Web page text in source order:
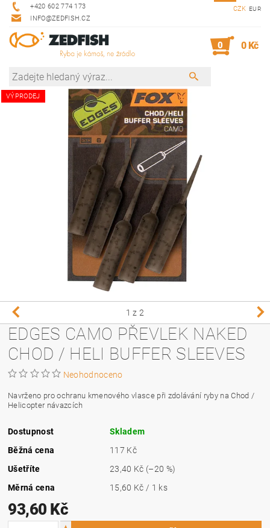
+420 602 774 173
INFO@ZEDFISH.CZ
CZK EUR
0 0 Kč
VÝPRODEJ
1 z 2
EDGES CAMO PŘEVLEK NAKED
CHOD / HELI BUFFER SLEEVES
Neohodnoceno
Navrženo pro ochranu kmenového vlasce při zdolávání ryby na Chod /
Helicopter návazcích
Dostupnost
Skladem
Běžná cena
117 Kč
Ušetříte
23,40 Kč (–20 %)
Měrná cena
15,60 Kč / 1 ks
93,60 Kč